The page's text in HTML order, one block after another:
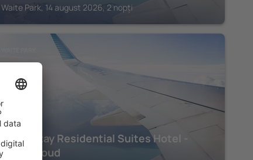
Waite Park, 14 august 2026, 2 nopți
GrandStay Residential Suites Hotel -
Saint Cloud